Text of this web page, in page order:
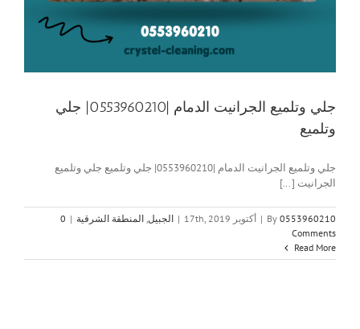
جلي وتلميع الجرانيت الدمام |0553960210| جلي
وتلميع
جلي وتلميع الجرانيت الدمام |0553960210| جلي وتلميع جلي وتلميع
الجرانيت [...]
By 0553960210
| أكتوبر 17th, 2019 | الجبيل المنطقة الشرقية |
0
Comments
Read More